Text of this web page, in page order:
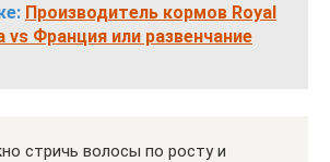
Производитель кормов Royal
vs Франция или развенчание
стричь волосы по росту и